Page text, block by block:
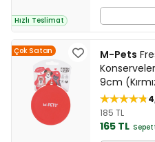
Hızlı Teslimat
Çok Satan M-Pets
9cm
185 TL
165 TL